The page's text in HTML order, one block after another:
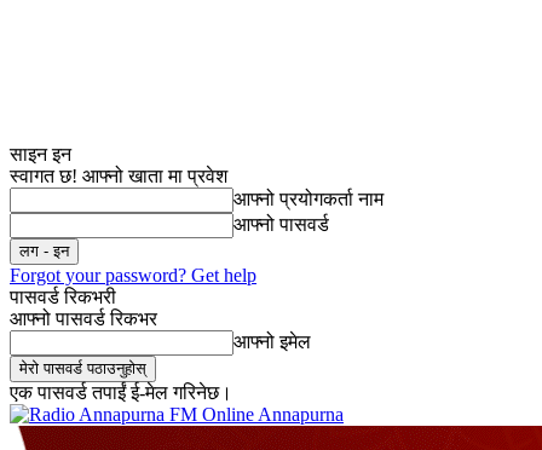
साइन इन
स्वागत छ! आफ्नो खाता मा प्रवेश
आफ्नो प्रयोगकर्ता नाम
आफ्नो पासवर्ड
Forgot your password? Get help
पासवर्ड रिकभरी
आफ्नो पासवर्ड रिकभर
आफ्नो इमेल
एक पासवर्ड तपाईं ई-मेल गरिनेछ।
Online Annapurna